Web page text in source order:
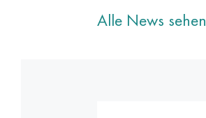
Alle News sehen